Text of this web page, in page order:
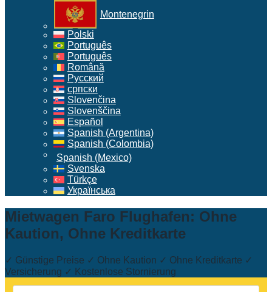
Montenegrin
Polski
Português
Português
Română
Русский
српски
Slovenčina
Slovenščina
Español
Spanish (Argentina)
Spanish (Colombia)
Spanish (Mexico)
Svenska
Türkçe
Українська
Mietwagen Faro Flughafen: Ohne
Kaution, Ohne Kreditkarte
✓ Günstige Preise ✓ Ohne Kaution ✓ Ohne Kreditkarte ✓
Versicherung ✓ Kostenlose Stornierung